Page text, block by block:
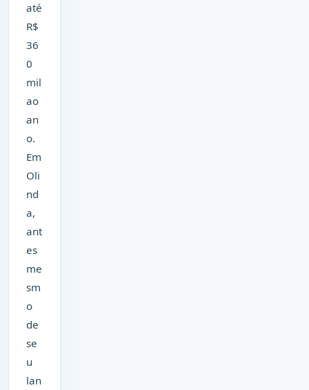
até
R$
36
0
mil
ao
an
o.
Em
Oli
nd
a,
ant
es
me
sm
o
de
se
u
lan